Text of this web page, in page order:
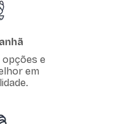
opções e
em